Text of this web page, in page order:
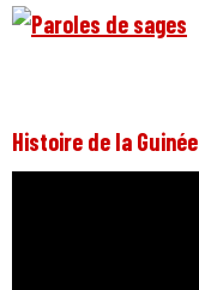
Histoire de la Guinée